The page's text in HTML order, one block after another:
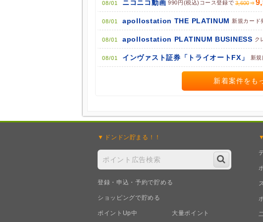
08/01 ニコニコ動画 990円(税込)コース登録で 3,600
08/01 apollostation THE PLATINUM
08/01 apollostation PLATINUM BUSINESS
08/01 インヴァスト証券「トライオートFX」 新
新着案件をも
ドンドン貯まる！！
登録・申込・予約で貯める
ショッピングで貯める
ポイントUp中 大量ポイント